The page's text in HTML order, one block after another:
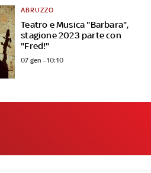
Teatro e Musica "Barbara",
stagione 2023 parte con
"Fred!"
ABRUZZO
07 gen - 10:10